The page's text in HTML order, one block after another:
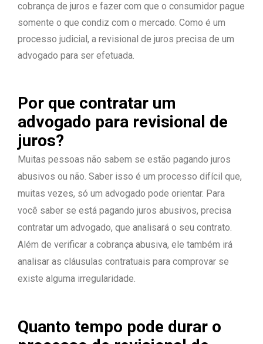
cobrança de juros e fazer com que o consumidor pague
somente o que condiz com o mercado. Como é um
processo judicial, a revisional de juros precisa de um
advogado para ser efetuada.
Por que contratar um
advogado para revisional de
juros?
Muitas pessoas não sabem se estão pagando juros
abusivos ou não. Saber isso é um processo difícil que,
muitas vezes, só um advogado pode orientar. Para
você saber se está pagando juros abusivos, precisa
contratar um advogado, que analisará o seu contrato.
Além de verificar a cobrança abusiva, ele também irá
analisar as cláusulas contratuais para comprovar se
existe alguma irregularidade.
Quanto tempo pode durar o